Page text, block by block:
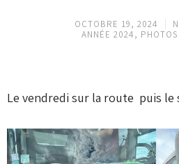
OCTOBRE 19, 2024
ANNÉE 2024,
Le vendredi sur la route puis le